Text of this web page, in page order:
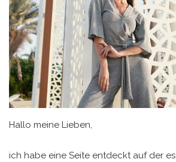
Hallo meine Lieben,
ich habe eine Seite entdeckt auf der es